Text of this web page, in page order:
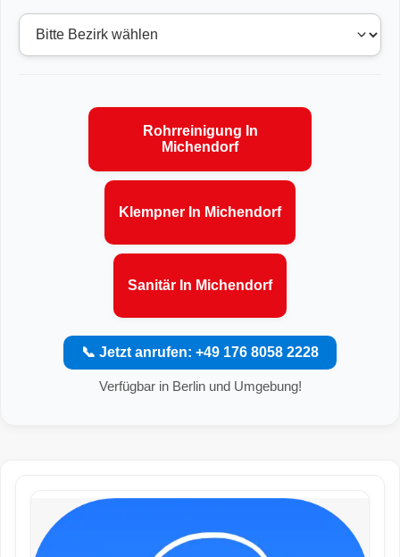
Rohrreinigung In
Michendorf
Klempner In Michendorf
Sanitär In Michendorf
📞 Jetzt anrufen: +49 176 8058 2228
Verfügbar in Berlin und Umgebung!